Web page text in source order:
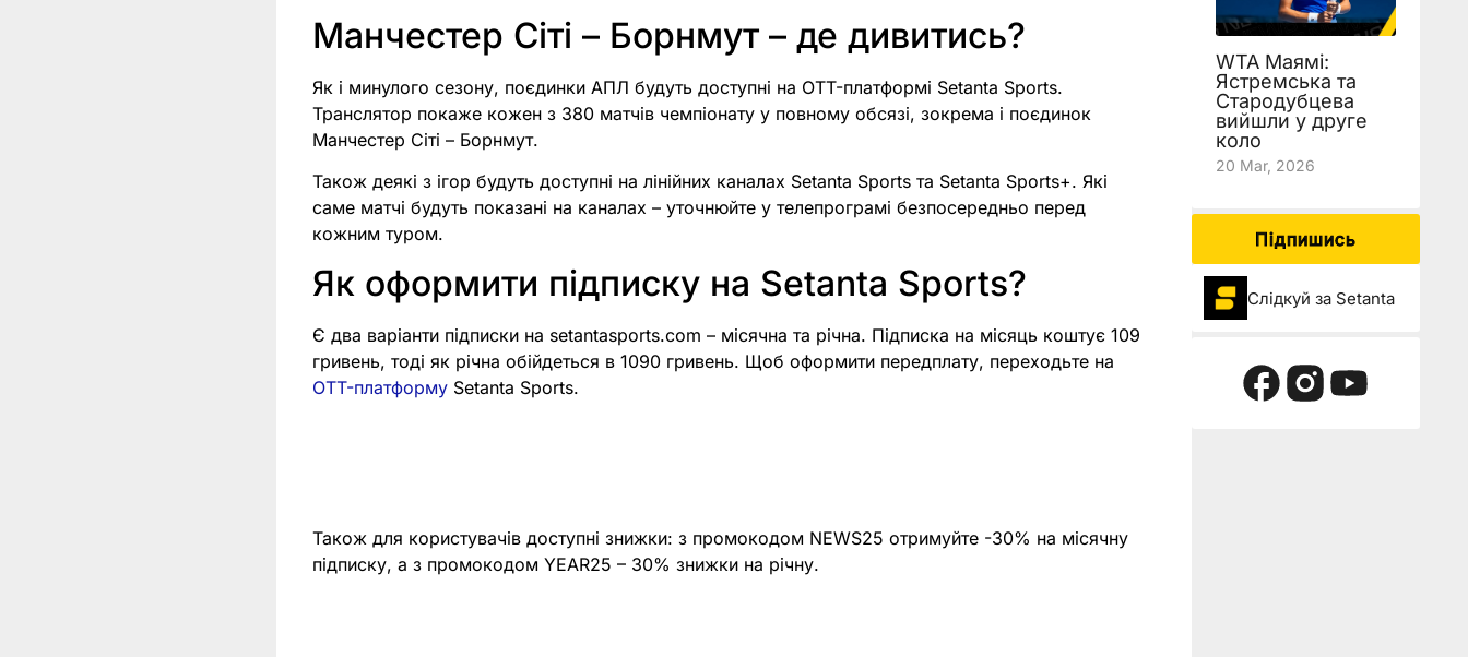
Манчестер Сіті – Борнмут – де дивитись?
Як і минулого сезону, поєдинки АПЛ будуть доступні на OTT-платформі Setanta Sports.
Транслятор покаже кожен з 380 матчів чемпіонату у повному обсязі, зокрема і поєдинок
Манчестер Сіті – Борнмут.
Також деякі з ігор будуть доступні на лінійних каналах Setanta Sports та Setanta Sports+. Які
саме матчі будуть показані на каналах – уточнюйте у телепрограмі безпосередньо перед
кожним туром.
Як оформити підписку на Setanta Sports?
Є два варіанти підписки на setantasports.com – місячна та річна. Підписка на місяць коштує 109
гривень, тоді як річна обійдеться в 1090 гривень. Щоб оформити передплату, переходьте на
OTT-платформу Setanta Sports.
Також для користувачів доступні знижки: з промокодом NEWS25 отримуйте -30% на місячну
підписку, а з промокодом YEAR25 – 30% знижки на річну.
WTA Маямі:
Ястремська та
Стародубцева
вийшли у друге
коло
20 Mar, 2026
Підпишись
Слідкуй за Setanta